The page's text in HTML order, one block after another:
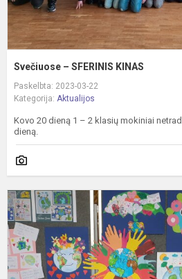
Svečiuose – SFERINIS KINAS
Paskelbta: 2023-03-22
Kategorija: Aktualijos
Kovo 20 dieną 1 – 2 klasių mokiniai
dieną.